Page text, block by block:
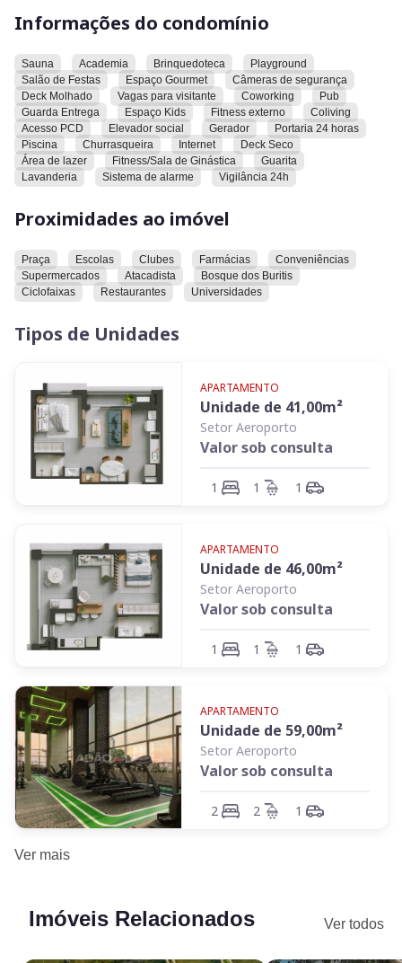
Informações do condomínio
Sauna Academia Brinquedoteca
Playground
Salão de Festas
Espaço Gourmet
Câmeras de segurança
Deck Molhado
Vagas para visitante Coworking
Pub
Guarda Entrega
Espaço Kids Fitness externo
Coliving
Acesso PCD
Elevador social Gerador
Portaria 24 horas
Piscina
Churrasqueira Internet
Deck Seco
Área de lazer
Fitness/Sala de Ginástica
Guarita
Lavanderia
Sistema de alarme Vigilância 24h
Proximidades ao imóvel
Praça Escolas Clubes Farmácias
Conveniências
Supermercados
Atacadista
Bosque dos Buritis
Ciclofaixas
Restaurantes Universidades
Tipos de Unidades
APARTAMENTO
Unidade de 41,00m²
Setor Aeroporto
Valor sob consulta
1 1 1
APARTAMENTO
Unidade de 46,00m²
Setor Aeroporto
Valor sob consulta
1 1 1
APARTAMENTO
Unidade de 59,00m²
Setor Aeroporto
Valor sob consulta
2 2 1
Ver mais
Imóveis Relacionados Ver todos